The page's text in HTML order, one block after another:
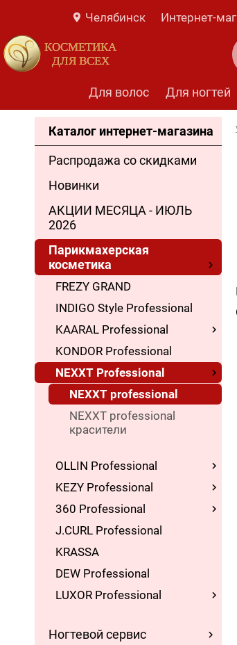
Челябинск Интернет-
КОСМЕТИКА
ДЛЯ ВСЕХ
Для волос Для ногтей
Каталог интернет-магазина
Распродажа со скидками
Новинки
АКЦИИ МЕСЯЦА - ИЮЛЬ
2026
Парикмахерская
косметика
FREZY GRAND
INDIGO Style Professional
KAARAL Professional
KONDOR Professional
NEXXT Professional
NEXXT professional
NEXXT professional
красители
OLLIN Professional
KEZY Professional
360 Professional
J.CURL Professional
KRASSA
DEW Professional
LUXOR Professional
Ногтевой сервис